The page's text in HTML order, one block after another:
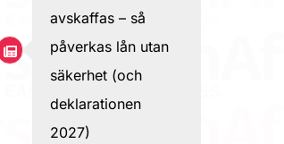
avskaffas – så
påverkas lån utan
säkerhet (och
deklarationen
2027)